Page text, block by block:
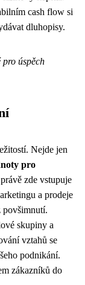
cash flow si
dluhopisy.
úspěch
Nejde jen
pro
zde vstupuje
a prodeje
povšimnutí.
skupiny a
vztahů se
podnikání.
zákazníků do